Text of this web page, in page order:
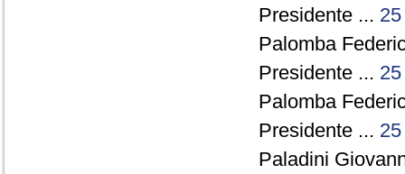
Presidente ... 25
Palomba
Presidente ... 25
Palomba
Presidente ... 25
Paladini